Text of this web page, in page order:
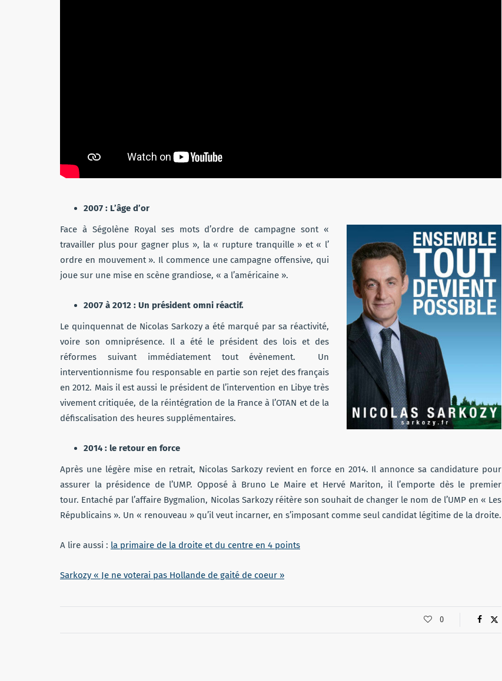
2007 : L’âge d’or
Face à Ségolène Royal ses mots d’ordre de campagne sont «
travailler plus pour gagner plus », la « rupture tranquille » et « l’
ordre en mouvement ». Il commence une campagne offensive, qui
joue sur une mise en scène grandiose, « a l’américaine ».
2007 à 2012 : Un président omni réactif.
Le quinquennat de Nicolas Sarkozy a été marqué par sa réactivité,
voire son omniprésence. Il a été le président des lois et des
réformes suivant immédiatement tout évènement. Un
interventionnisme fou responsable en partie son rejet des français
en 2012. Mais il est aussi le président de l’intervention en Libye très
vivement critiquée, de la réintégration de la France à l’OTAN et de la
défiscalisation des heures supplémentaires.
2014 : le retour en force
Après une légère mise en retrait, Nicolas Sarkozy revient en force en 2014. Il annonce sa candidature pour
assurer la présidence de l’UMP. Opposé à Bruno Le Maire et Hervé Mariton, il l’emporte dès le premier
tour. Entaché par l’affaire Bygmalion, Nicolas Sarkozy réitère son souhait de changer le nom de l’UMP en « Les
Républicains ». Un « renouveau » qu’il veut incarner, en s’imposant comme seul candidat légitime de la droite.
A lire aussi : la primaire de la droite et du centre en 4 points
Sarkozy « Je ne voterai pas Hollande de gaité de coeur »
0